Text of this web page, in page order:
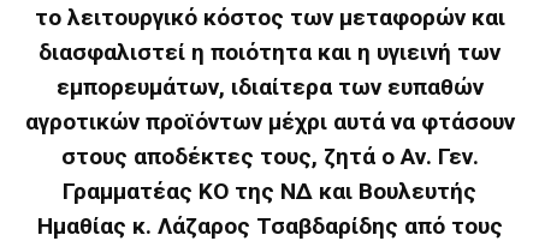
το λειτουργικό κόστος των μεταφορών και
διασφαλιστεί η ποιότητα και η υγιεινή των
εμπορευμάτων, ιδιαίτερα των ευπαθών
αγροτικών προϊόντων μέχρι αυτά να φτάσουν
στους αποδέκτες τους, ζητά ο Αν. Γεν.
Γραμματέας ΚΟ της ΝΔ και Βουλευτής
Ημαθίας κ. Λάζαρος Τσαβδαρίδης από τους